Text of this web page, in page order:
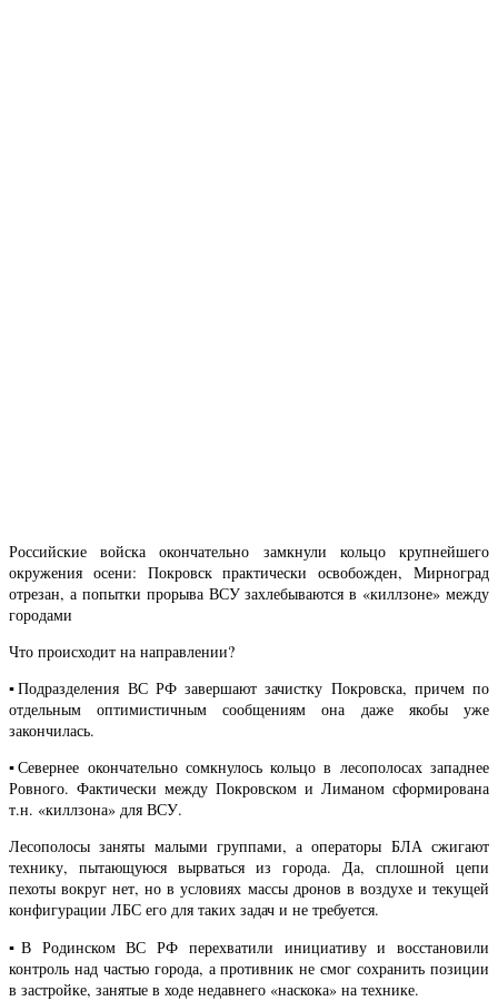
Российские войска окончательно замкнули кольцо крупнейшего
окружения осени: Покровск практически освобожден, Мирноград
отрезан, а попытки прорыва ВСУ захлебываются в «киллзоне» между
городами
Что происходит на направлении?
▪️Подразделения ВС РФ завершают зачистку Покровска, причем по
отдельным оптимистичным сообщениям она даже якобы уже
закончилась.
▪️Севернее окончательно сомкнулось кольцо в лесополосах западнее
Ровного. Фактически между Покровском и Лиманом сформирована
т.н. «киллзона» для ВСУ.
Лесополосы заняты малыми группами, а операторы БЛА сжигают
технику, пытающуюся вырваться из города. Да, сплошной цепи
пехоты вокруг нет, но в условиях массы дронов в воздухе и текущей
конфигурации ЛБС его для таких задач и не требуется.
▪️В Родинском ВС РФ перехватили инициативу и восстановили
контроль над частью города, а противник не смог сохранить позиции
в застройке, занятые в ходе недавнего «наскока» на технике.